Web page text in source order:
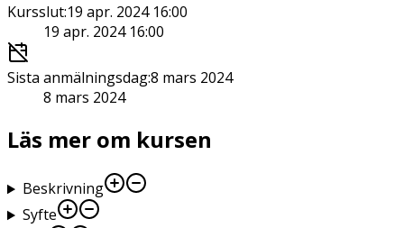
Kursslut:19 apr. 2024 16:00
19 apr. 2024 16:00
Sista anmälningsdag:8 mars 2024
8 mars 2024
Läs mer om kursen
Beskrivning
Syfte